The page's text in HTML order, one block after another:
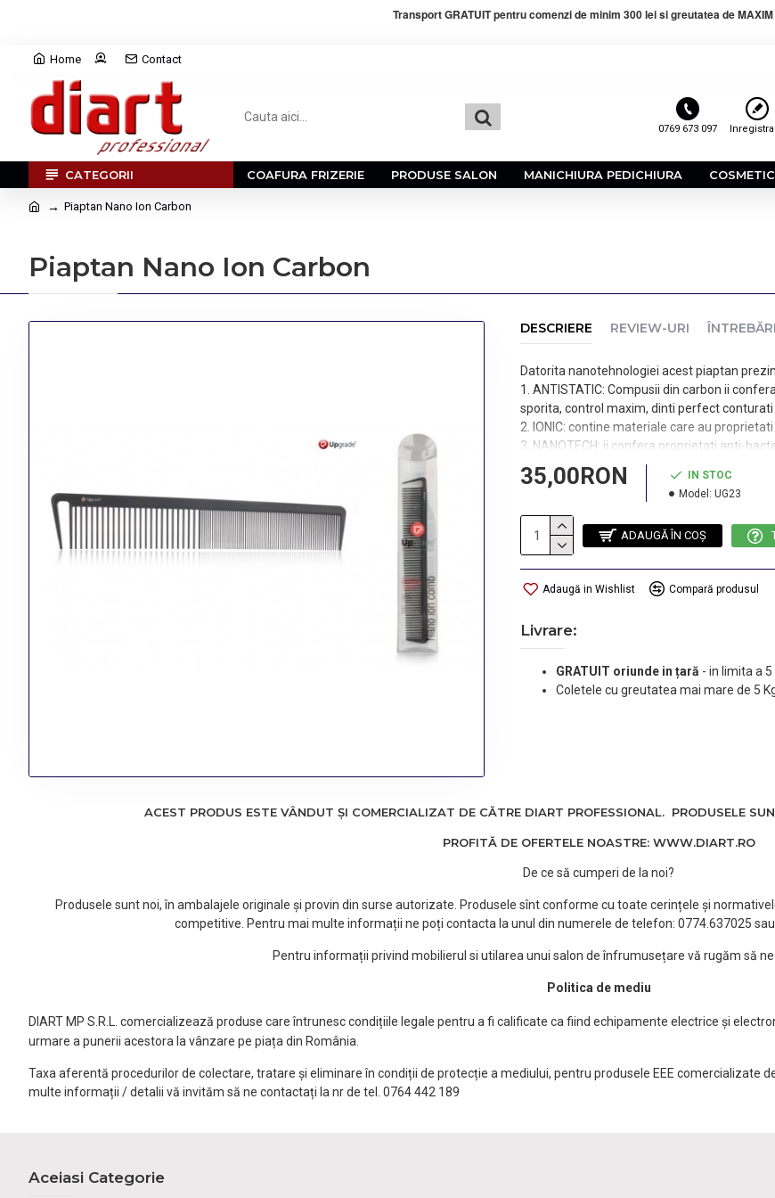
Transport GRATUIT pentru comenzi de minim 300 lei si greutatea de
Home Contact
0769 673 097
CATEGORII COAFURA FRIZERIE PRODUSE SALON MANICHIURA PEDICHIURA
Piaptan Nano Ion Carbon
Piaptan Nano Ion Carbon
DESCRIERE REVIEW-URI
Datorita nanotehnologiei acest piaptan
1. ANTISTATIC: Compusii din carbon ii
sporita, control maxim, dinti perfect
2. IONIC: contine materiale care au
3. NANOTECH: ii confera proprietati anti-
35,00RON
IN STOC
Model: UG23
ADAUGĂ ÎN COŞ
Adaugă in Wishlist Compară produsul
Livrare:
GRATUIT oriunde in țară - in limita a 5
Coletele cu greutatea mai mare de 5
ACEST PRODUS ESTE VÂNDUT ȘI COMERCIALIZAT DE CĂTRE DIART PROFESSIONAL. PRODUSELE
PROFITĂ DE OFERTELE NOASTRE: WWW.DIART.RO
De ce să cumperi de la noi?
Produsele sunt noi, în ambalajele originale și provin din surse autorizate. Produsele sînt conforme cu toate cerințele și
competitive. Pentru mai multe informații ne poți contacta la unul din numerele de telefon: 0774.637025
Pentru informații privind mobilierul si utilarea unui salon de înfrumusețare vă rugăm să
Politica de mediu
DIART MP S.R.L. comercializează produse care întrunesc condițiile legale pentru a fi calificate ca fiind echipamente electrice și
urmare a punerii acestora la vânzare pe piața din România.
Taxa aferentă procedurilor de colectare, tratare și eliminare în condiții de protecție a mediului, pentru produsele EEE comercializate
multe informații / detalii vă invităm să ne contactați la nr de tel. 0764 442 189
Aceiasi Categorie